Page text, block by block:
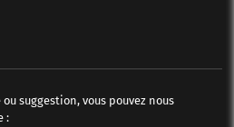
suggestion, vous pouvez nous
: